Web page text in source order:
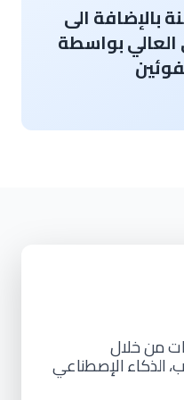
بالإضافة الى
بواسطة
من خلال
الذكاءالإصطناعي